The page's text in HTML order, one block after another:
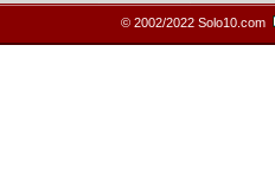
© 2002/2022 Solo10.com